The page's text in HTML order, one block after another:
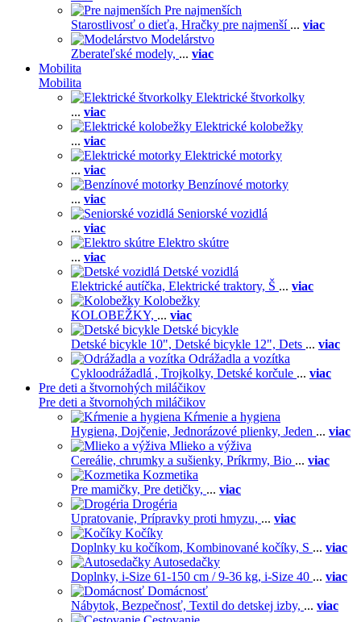
Pre najmenších
Starostlivosť o dieťa, Hračky pre najmenší ... viac
Modelárstvo
Zberateľské modely, ... viac
Mobilita
Mobilita
Elektrické štvorkolky
... viac
Elektrické kolobežky
... viac
Elektrické motorky
... viac
Benzínové motorky
... viac
Seniorské vozidlá
... viac
Elektro skútre
... viac
Detské vozidlá
Elektrické autíčka, Elektrické traktory, Š ... viac
Kolobežky
KOLOBEŽKY, ... viac
Detské bicykle
Detské bicykle 10", Detské bicykle 12", Dets ... viac
Odrážadla a vozítka
Cykloodrážadlá , Trojkolky, Detské korčule ... viac
Pre deti a štvornohých miláčikov
Pre deti a štvornohých miláčikov
Kŕmenie a hygiena
Hygiena, Dojčenie, Jednorázové plienky, Jeden ... viac
Mlieko a výživa
Cereálie, chrumky a sušienky, Príkrmy, Bio ... viac
Kozmetika
Pre mamičky, Pre detičky, ... viac
Drogéria
Upratovanie, Prípravky proti hmyzu, ... viac
Kočíky
Doplnky ku kočíkom, Kombinované kočíky, S ... viac
Autosedačky
Doplnky, i-Size 61-150 cm / 9-36 kg, i-Size 40 ... viac
Domácnosť
Nábytok, Bezpečnosť, Textil do detskej izby, ... viac